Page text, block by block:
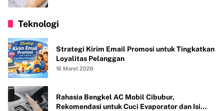
Teknologi
Strategi Kirim Email Promosi untuk Tingkatkan
Loyalitas Pelanggan
16 Maret 2026
Rahasia Bengkel AC Mobil Cibubur,
Rekomendasi untuk Cuci Evaporator dan Isi